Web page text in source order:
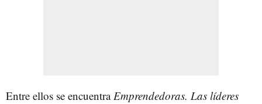
Entre ellos se encuentra Emprendedoras. Las líderes